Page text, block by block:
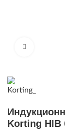
Korting HIB